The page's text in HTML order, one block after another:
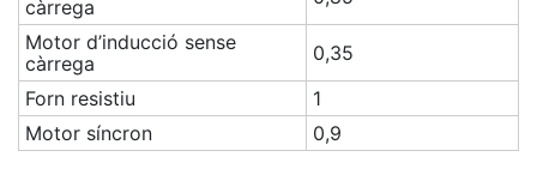
càrrega
Motor d’inducció sense
càrrega
0,35
Forn resistiu
1
Motor síncron
0,9